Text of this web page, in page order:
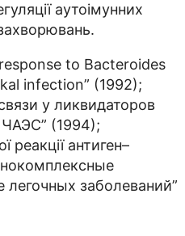
аутоімунних
response to Bacteroides
infection” (1992);
у ликвидаторов
(1994);
антиген–
легочных заболеваний”